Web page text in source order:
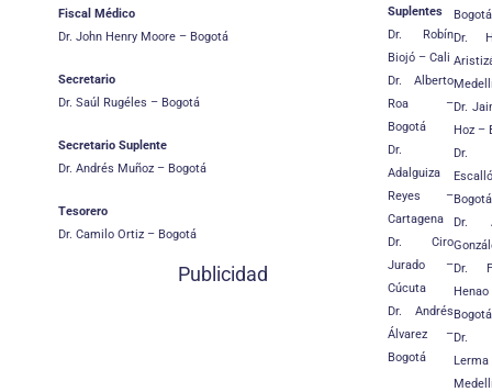
Fiscal Médico
Dr. John Henry Moore – Bogotá
Secretario
Dr. Saúl Rugéles – Bogotá
Secretario Suplente
Dr. Andrés Muñoz – Bogotá
Tesorero
Dr. Camilo Ortiz – Bogotá
Publicidad
Suplentes
Dr. Robín
Biojó – Cali
Dr. Alberto
Roa –
Bogotá
Dr.
Adalguiza
Reyes –
Cartagena
Dr. Ciro
Jurado –
Cúcuta
Dr. Andrés
Álvarez –
Bogotá
Bogotá
Dr.
Dr.
Hoz –
Dr.
Bogotá
Dr.
Dr.
Bogotá
Dr.